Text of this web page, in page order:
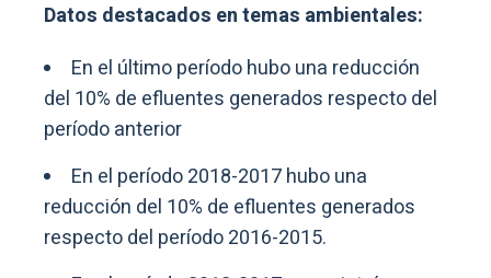
Datos destacados en temas ambientales:
En el último período hubo una reducción
del 10% de efluentes generados respecto del
período anterior
En el período 2018-2017 hubo una
reducción del 10% de efluentes generados
respecto del período 2016-2015.